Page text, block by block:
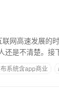
网高速发展的
时间？有什么样的过程？ 想
系统含app商业